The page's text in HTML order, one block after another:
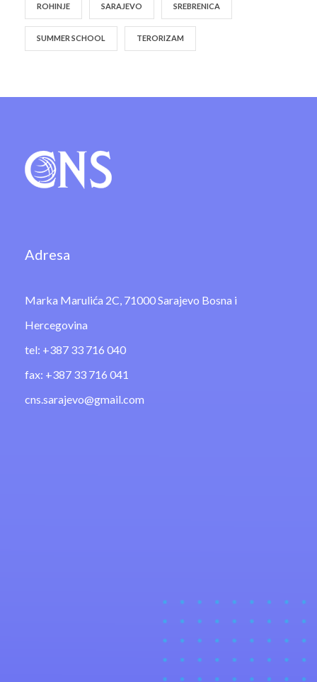
ROHINJE SARAJEVO SREBRENICA
SUMMER SCHOOL TERORIZAM
Adresa
Marka Marulića 2C, 71000 Sarajevo Bosna i
Hercegovina
tel: +387 33 716 040
fax: +387 33 716 041
cns.sarajevo@gmail.com